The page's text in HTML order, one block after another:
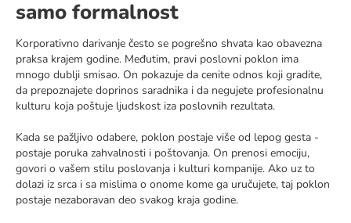
samo formalnost
Korporativno darivanje često se pogrešno shvata kao obavezna
praksa krajem godine. Međutim, pravi poslovni poklon ima
mnogo dublji smisao. On pokazuje da cenite odnos koji gradite,
da prepoznajete doprinos saradnika i da negujete profesionalnu
kulturu koja poštuje ljudskost iza poslovnih rezultata.
Kada se pažljivo odabere, poklon postaje više od lepog gesta -
postaje poruka zahvalnosti i poštovanja. On prenosi emociju,
govori o vašem stilu poslovanja i kulturi kompanije. Ako uz to
dolazi iz srca i sa mislima o onome kome ga uručujete, taj poklon
postaje nezaboravan deo svakog kraja godine.